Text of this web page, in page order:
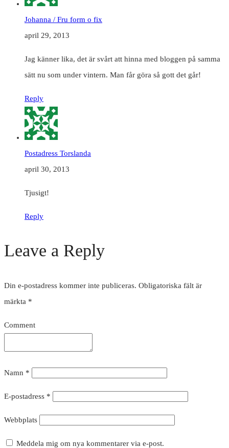
Johanna / Fru form o fix
april 29, 2013
Jag känner lika, det är svårt att hinna med bloggen på samma
sätt nu som under vintern. Man får göra så gott det går!
Reply
Postadress Torslanda
april 30, 2013
Tjusigt!
Reply
Leave a Reply
Din e-postadress kommer inte publiceras. Obligatoriska fält är
märkta *
Comment
Namn *
E-postadress *
Webbplats
Meddela mig om nya kommentarer via e-post.